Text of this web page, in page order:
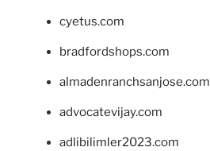
cyetus.com
bradfordshops.com
almadenranchsanjose.com
advocatevijay.com
adlibilimler2023.com